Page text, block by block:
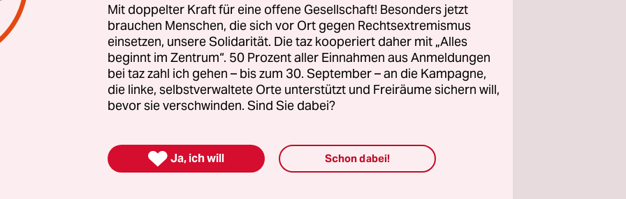
Skianzug aus ganz anderen, überaus noblen
Vor zwei Jahren, als Russland die Ukraine überfiel
kein russisches Gas mehr kaufte, war über Monate
klar, ob die Heizungen im deutschen Winter kalt bleiben
wollte ich gewappnet sein. Denn ich friere schon, wenn
Albtraum. Also rein ins Netz, bisschen gegoogelt, Anzug
mit Kapuze, Handschuhe dabei. Keine 10 Minuten, der
Mit doppelter Kraft für eine offene Gesellschaft! Besonders jetzt
brauchen Menschen, die sich vor Ort gegen Rechtsextremismus
einsetzen, unsere Solidarität. Die taz kooperiert daher mit „Alles
beginnt im Zentrum“. 50 Prozent aller Einnahmen aus Anmeldungen
bei taz zahl ich gehen – bis zum 30. September – an die Kampagne,
die linke, selbstverwaltete Orte unterstützt und Freiräume sichern will,
bevor sie verschwinden. Sind Sie dabei?
 Ja, ich will Schon dabei!